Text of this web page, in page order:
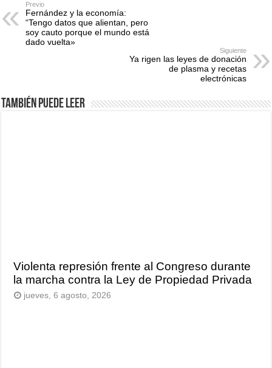
Previo
Fernández y la economía:
“Tengo datos que alientan, pero
soy cauto porque el mundo está
dado vuelta»
Siguiente
Ya rigen las leyes de donación
de plasma y recetas
electrónicas
También puede leer
Violenta represión frente al Congreso durante
la marcha contra la Ley de Propiedad Privada
jueves, 6 agosto, 2026